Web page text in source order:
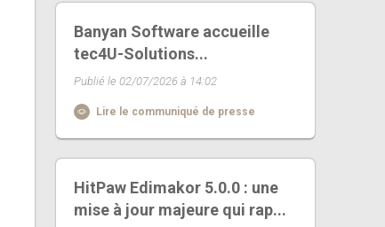
Banyan Software accueille
tec4U-Solutions...
Publié le 02/07/2026 à 14:02
Lire le communiqué de presse
HitPaw Edimakor 5.0.0 : une
mise à jour majeure qui rap...